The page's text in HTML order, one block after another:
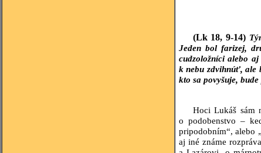
(Lk 18, 9-14)
Jeden bol farizej,
cudzoložníci alebo
k nebu zdvihnúť, ale
kto sa povyšuje,
Hoci Lukáš sám
o podobenstvo –
pripodobním“, alebo
aj iné známe